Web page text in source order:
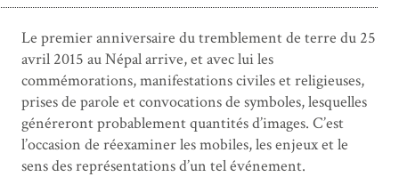
Le premier anniversaire du tremblement de terre du 25
avril 2015 au Népal arrive, et avec lui les
commémorations, manifestations civiles et religieuses,
prises de parole et convocations de symboles, lesquelles
généreront probablement quantités d’images. C’est
l’occasion de réexaminer les mobiles, les enjeux et le
sens des représentations d’un tel événement.